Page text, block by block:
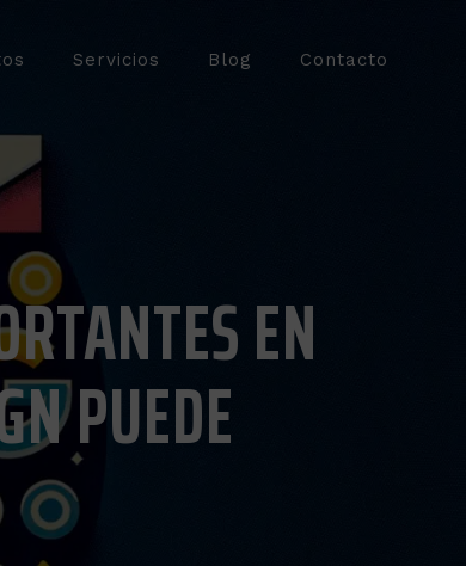
Servicios Blog Contacto
EN
PUEDE